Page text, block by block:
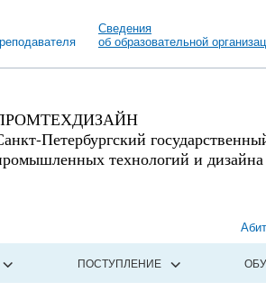
Сведения
об образовательной
Петербургский
технологий и дизайна
ПОСТУПЛЕНИЕ